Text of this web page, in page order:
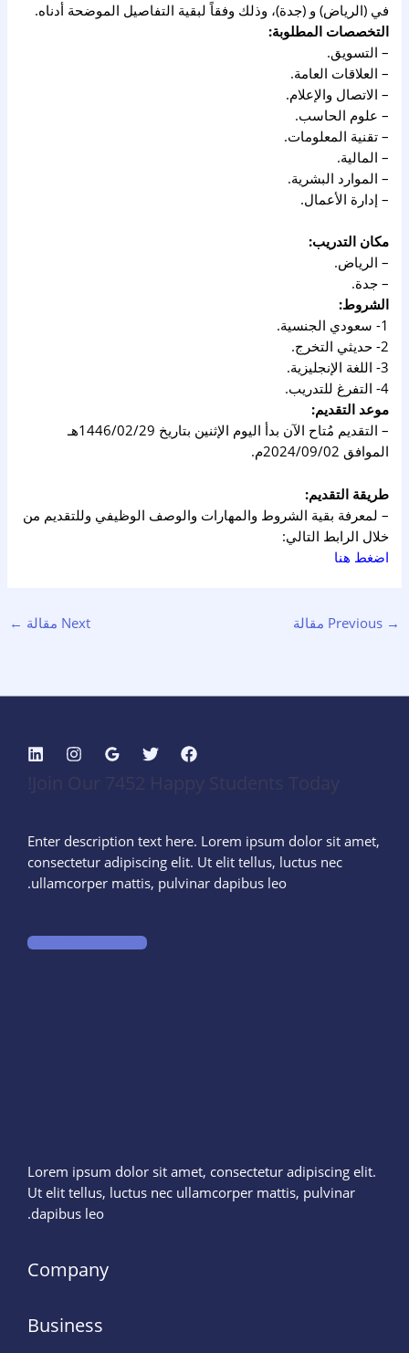
في (الرياض) و (جدة)، وذلك وفقاً لبقية التفاصيل الموضحة أدناه.
التخصصات المطلوبة:
– التسويق.
– العلاقات العامة.
– الاتصال والإعلام.
– علوم الحاسب.
– تقنية المعلومات.
– المالية.
– الموارد البشرية.
– إدارة الأعمال.
مكان التدريب:
– الرياض.
– جدة.
الشروط:
1- سعودي الجنسية.
2- حديثي التخرج.
3- اللغة الإنجليزية.
4- التفرغ للتدريب.
موعد التقديم:
– التقديم مُتاح الآن بدأ اليوم الإثنين بتاريخ 1446/02/29هـ
الموافق 2024/09/02م.
طريقة التقديم:
– لمعرفة بقية الشروط والمهارات والوصف الوظيفي وللتقديم من
خلال الرابط التالي:
اضغط هنا
→ Next مقالة ←
Enter description text here. Lorem ipsum dolor sit amet,
consectetur adipiscing elit. Ut elit tellus, luctus nec
ullamcorper mattis, pulvinar dapibus leo.​
START LEARNING
Lorem ipsum dolor sit amet, consectetur adipiscing elit.
Ut elit tellus, luctus nec ullamcorper mattis, pulvinar
dapibus leo.
Company
Business